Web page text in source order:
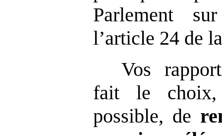
Parlement
l’article 24 de
Vos
fait le choix,
possible, de